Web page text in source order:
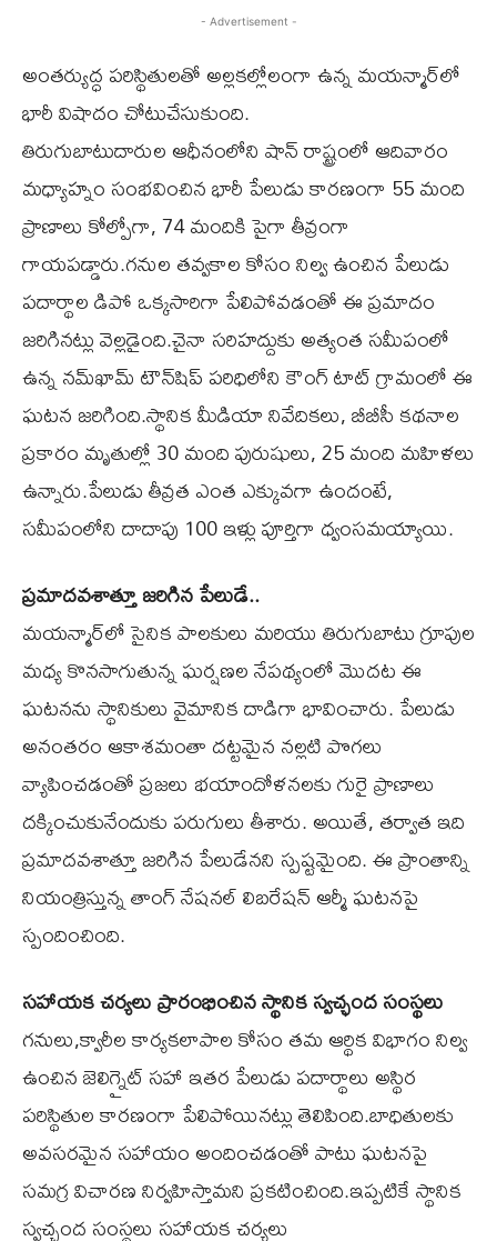
- Advertisement -
అంతర్యుద్ధ పరిస్థితులతో అల్లకల్లోలంగా ఉన్న మయన్మార్‌లో
భారీ విషాదం చోటుచేసుకుంది.
తిరుగుబాటుదారుల ఆధీనంలోని షాన్ రాష్ట్రంలో ఆదివారం
మధ్యాహ్నం సంభవించిన భారీ పేలుడు కారణంగా 55 మంది
ప్రాణాలు కోల్పోగా, 74 మందికి పైగా తీవ్రంగా
గాయపడ్డారు.గనుల తవ్వకాల కోసం నిల్వ ఉంచిన పేలుడు
పదార్థాల డిపో ఒక్కసారిగా పేలిపోవడంతో ఈ ప్రమాదం
జరిగినట్లు వెల్లడైంది.చైనా సరిహద్దుకు అత్యంత సమీపంలో
ఉన్న నమ్‌ఖామ్ టౌన్‌షిప్ పరిధిలోని కౌంగ్ టాట్ గ్రామంలో ఈ
ఘటన జరిగింది.స్థానిక మీడియా నివేదికలు, బీబీసీ కథనాల
ప్రకారం మృతుల్లో 30 మంది పురుషులు, 25 మంది మహిళలు
ఉన్నారు.పేలుడు తీవ్రత ఎంత ఎక్కువగా ఉందంటే,
సమీపంలోని దాదాపు 100 ఇళ్లు పూర్తిగా ధ్వంసమయ్యాయి.
ప్రమాదవశాత్తూ జరిగిన పేలుడే..
మయన్మార్‌లో సైనిక పాలకులు మరియు తిరుగుబాటు గ్రూపుల
మధ్య కొనసాగుతున్న ఘర్షణల నేపథ్యంలో మొదట ఈ
ఘటనను స్థానికులు వైమానిక దాడిగా భావించారు. పేలుడు
అనంతరం ఆకాశమంతా దట్టమైన నల్లటి పొగలు
వ్యాపించడంతో ప్రజలు భయాందోళనలకు గురై ప్రాణాలు
దక్కించుకునేందుకు పరుగులు తీశారు. అయితే, తర్వాత ఇది
ప్రమాదవశాత్తూ జరిగిన పేలుడేనని స్పష్టమైంది. ఈ ప్రాంతాన్ని
నియంత్రిస్తున్న తాంగ్ నేషనల్ లిబరేషన్ ఆర్మీ ఘటనపై
స్పందించింది.
సహాయక చర్యలు ప్రారంభించిన స్థానిక స్వచ్ఛంద సంస్థలు
గనులు,క్వారీల కార్యకలాపాల కోసం తమ ఆర్థిక విభాగం నిల్వ
ఉంచిన జెలిగ్నైట్ సహా ఇతర పేలుడు పదార్థాలు అస్థిర
పరిస్థితుల కారణంగా పేలిపోయినట్లు తెలిపింది.బాధితులకు
అవసరమైన సహాయం అందించడంతో పాటు ఘటనపై
సమగ్ర విచారణ నిర్వహిస్తామని ప్రకటించింది.ఇప్పటికే స్థానిక
స్వచ్ఛంద సంస్థలు సహాయక చర్యలు